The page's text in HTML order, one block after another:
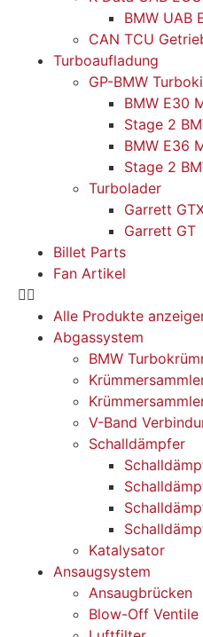
BMW UAB
CAN TCU
Turboaufladung
GP-BMW
BMW E30
Stage 2
BMW E36
Stage 2
Turbolader
Garrett
Garrett GT
Billet Parts
Fan Artikel
Alle Produkte
Abgassystem
BMW
V-Band
Schalldämpfer
Katalysator
Ansaugsystem
Ansaugbrücken
Blow-Off Ventile